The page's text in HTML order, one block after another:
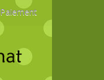
Paiement